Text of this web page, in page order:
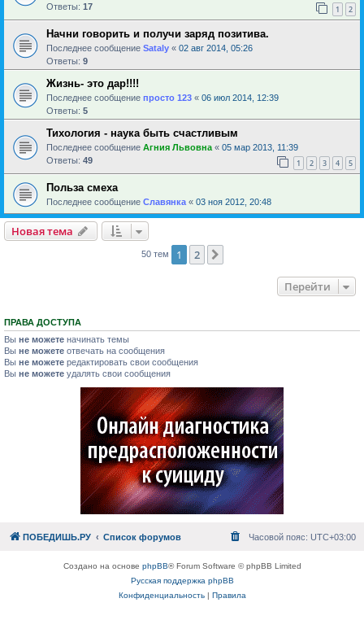
Ответы: 17 1 2
Начни говорить и получи заряд позитива.
Последнее сообщение Sataly « 02 авг 2014, 05:26
Ответы: 9
Жизнь- это дар!!!!
Последнее сообщение просто 123 « 06 июл 2014, 12:39
Ответы: 5
Тихология - наука быть счастливым
Последнее сообщение Агния Львовна « 05 мар 2013, 11:39
Ответы: 49 1 2 3 4 5
Польза смеха
Последнее сообщение Славянка « 03 ноя 2012, 20:48
Новая тема
50 тем 1 2
Перейти
ПРАВА ДОСТУПА
Вы не можете начинать темы
Вы не можете отвечать на сообщения
Вы не можете редактировать свои сообщения
Вы не можете удалять свои сообщения
ПОБЕДИШЬ.РУ Список форумов Часовой пояс: UTC+03:00
Создано на основе phpBB® Forum Software © phpBB Limited
Русская поддержка phpBB
Конфиденциальность| Правила